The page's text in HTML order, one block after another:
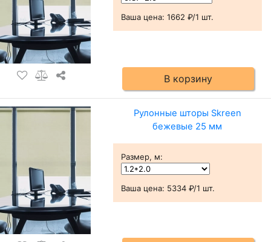
Ваша цена: 1662 ₽/1 шт.
В корзину
Рулонные шторы Skreen
бежевые 25 мм
Размер, м:
Ваша цена: 5334 ₽/1 шт.